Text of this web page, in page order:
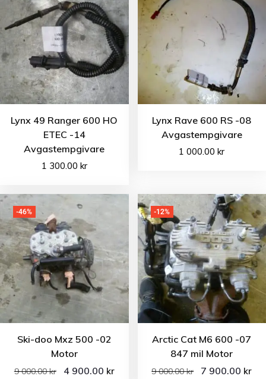
Lynx 49 Ranger 600 HO
ETEC -14
Avgastempgivare
1 300.00 kr
Lynx Rave 600 RS -08
Avgastempgivare
1 000.00kr
-46%
Ski-doo Mxz 500 -02
Motor
9 000.00kr 4 900.00 kr
-12%
Arctic Cat M6 600 -07
847 mil Motor
9 000.00kr 7 900.00 kr